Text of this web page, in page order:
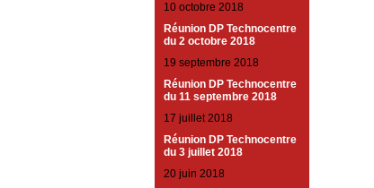
10 octobre 2018
Réunion DP Technocentre
du 2 octobre 2018
19 septembre 2018
Réunion DP Technocentre
du 11 septembre 2018
17 juillet 2018
Réunion DP Technocentre
du 3 juillet 2018
20 juin 2018